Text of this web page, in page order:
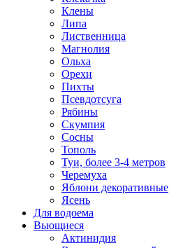
Клены
Липа
Лиственница
Магнолия
Ольха
Орехи
Пихты
Псевдотсуга
Рябины
Скумпия
Сосны
Тополь
Туи, более 3-4 метров
Черемуха
Яблони декоративные
Ясень
Для водоема
Вьющиеся
Актинидия